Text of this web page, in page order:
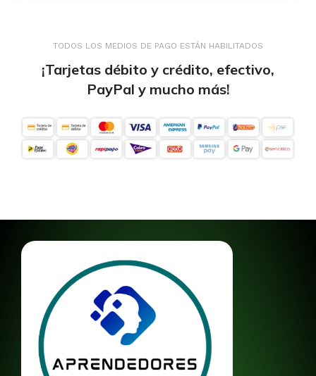
TODOS LOS MEDIOS DE PAGO ESTÁN HABILITADOS
¡Tarjetas débito y crédito, efectivo,
PayPal y mucho más!